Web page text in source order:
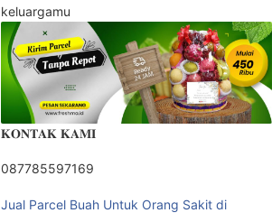
keluargamu
𝐊𝐎𝐍𝐓𝐀𝐊 𝐊𝐀𝐌𝐈
087785597169
Jual Parcel Buah Untuk Orang Sakit di